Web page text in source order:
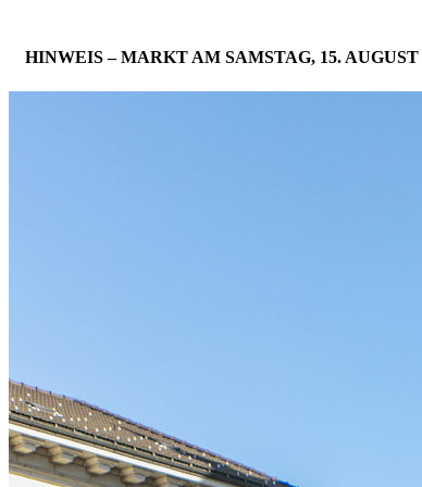
HINWEIS – MARKT AM SAMSTAG, 15. AUGUST